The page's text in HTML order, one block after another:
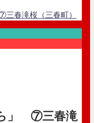
春滝桜（三春町）
ら」 ⑦三春滝